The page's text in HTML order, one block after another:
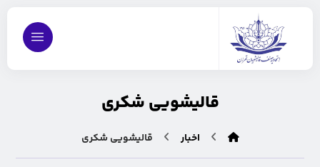
قاليشويی شكری
اخبار قاليشويی شكری